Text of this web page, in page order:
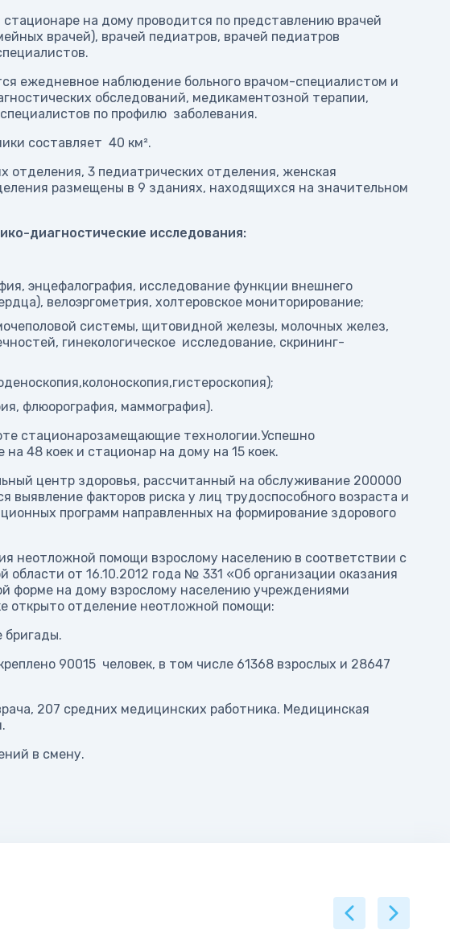
на дому проводится по представлению врачей
врачей), врачей педиатров, врачей педиатров
ежедневное наблюдение больного врачом-специалистом и
обследований, медикаментозной терапии,
по профилю заболевания.
составляет 40 км².
отделения, 3 педиатрических отделения, женская
размещены в 9 зданиях, находящихся на значительном
диагностические исследования:
энцефалография, исследование функции внешнего
велоэргометрия, холтеровское мониторирование;
системы, щитовидной железы, молочных желез,
гинекологическое исследование, скрининг-
флюорография, маммография).
стационарозамещающие технологии.Успешно
48 коек и стационар на дому на 15 коек.
центр здоровья, рассчитанный на обслуживание 200000
выявление факторов риска у лиц трудоспособного возраста и
программ направленных на формирование здорового
неотложной помощи взрослому населению в соответствии с
от 16.10.2012 года № 331 «Об организации оказания
форме на дому взрослому населению учреждениями
открыто отделение неотложной помощи:
бригады.
90015 человек, в том числе 61368 взрослых и 28647
207 средних медицинских работника. Медицинская
в смену.